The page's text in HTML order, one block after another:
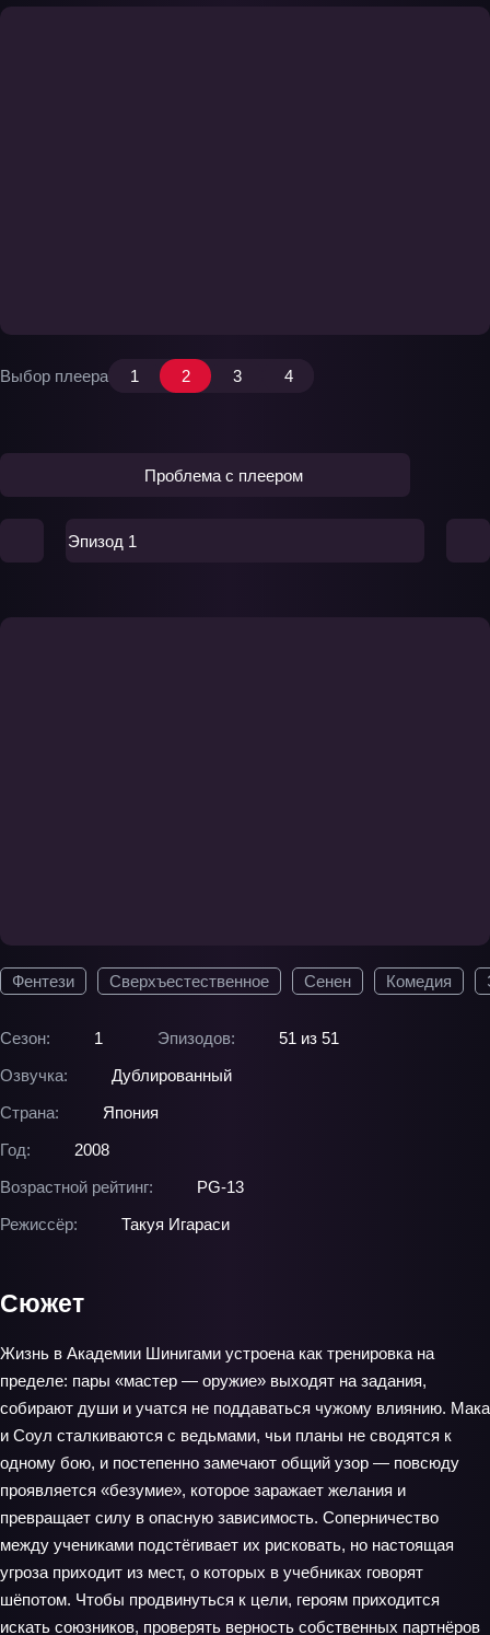
Фентези Сверхъестественное Сенен Комедия
Сезон: 1 Эпизодов:
51 из 51
Озвучка:
Дублированный
Страна:
Япония
Год:
2008
Возрастной рейтинг:
PG-13
Режиссёр:
Такуя Игараси
Выбор плеера 1 2 3 4
Проблема с плеером
Эпизод 1
Сюжет
Жизнь в Академии Шинигами устроена как тренировка на
пределе: пары «мастер — оружие» выходят на задания,
собирают души и учатся не поддаваться чужому влиянию. Мака
и Соул сталкиваются с ведьмами, чьи планы не сводятся к
одному бою, и постепенно замечают общий узор — повсюду
проявляется «безумие», которое заражает желания и
превращает силу в опасную зависимость. Соперничество
между учениками подстёгивает их рисковать, но настоящая
угроза приходит из мест, о которых в учебниках говорят
шёпотом. Чтобы продвинуться к цели, героям приходится
искать союзников, проверять верность собственных партнёров